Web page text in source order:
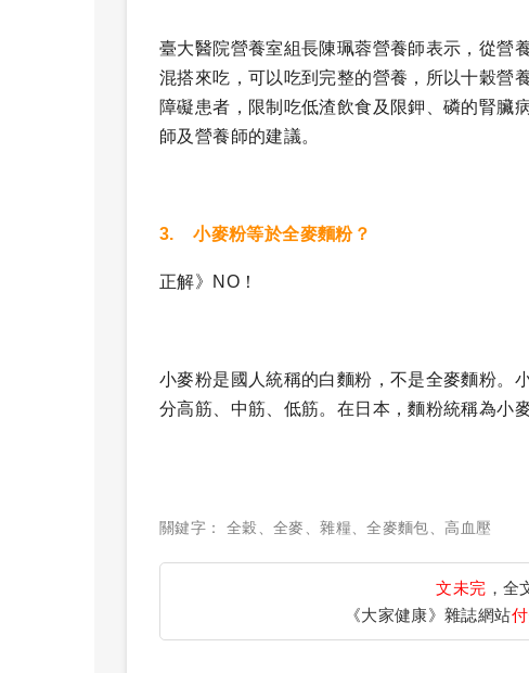
臺大醫院營養室組長陳珮蓉營養師表示，從營
混搭來吃，可以吃到完整的營養，所以十穀營
障礙患者，限制吃低渣飲食及限鉀、磷的腎臟
師及營養師的建議。
3. 小麥粉等於全麥麵粉？
正解》NO！
小麥粉是國人統稱的白麵粉，不是全麥麵粉。
分高筋、中筋、低筋。在日本，麵粉統稱為小麥
關鍵字： 全穀 全麥 、雜糧、全麥麵包 高血壓
文未完 ，全
《大家健康》雜誌網站